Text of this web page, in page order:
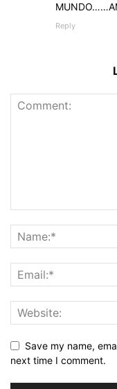
Reply
Save my name,
next time I comment.